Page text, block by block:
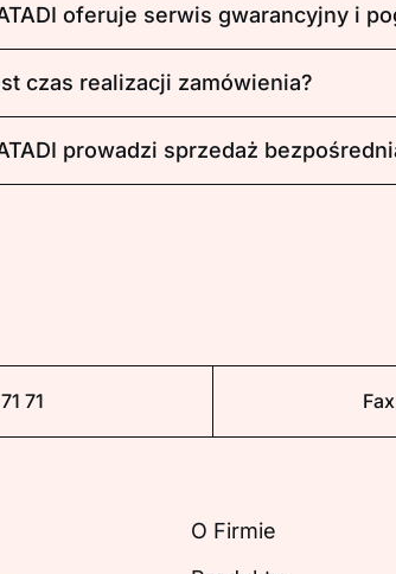
oferuje serwis gwarancyjny i
czas realizacji zamówienia?
prowadzi sprzedaż
71
O Firmie